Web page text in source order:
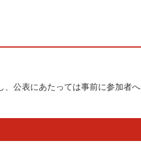
、公表にあたっては事前に参加者へ